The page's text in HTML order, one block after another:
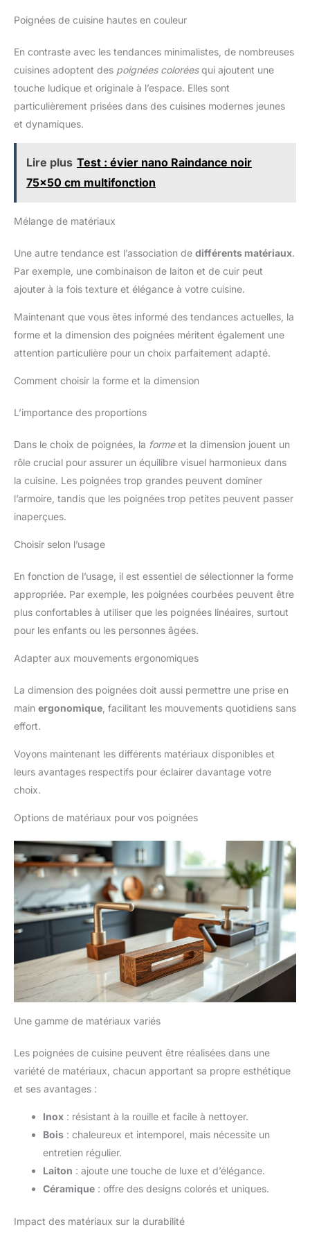
cuisine, penderie, buffet et tiroir. UTILISATION POLYVALENTE :
meubles noirs, blancs et en bois en cuisine, salle de bain,
Poignées de cuisine hautes en couleur
En contraste avec les tendances minimalistes, de nombreuses
cuisines adoptent des poignées coloréesqui ajoutent une
touche ludique et originale à l’espace. Elles sont
particulièrement prisées dans des cuisines modernes jeunes
et dynamiques.
Lire plus Test : évier nano Raindance noir
75x50 cm multifonction
Mélange de matériaux
Une autre tendance est l’association de différents matériaux.
Par exemple, une combinaison de laiton et de cuir peut
ajouter à la fois texture et élégance à votre cuisine.
Maintenant que vous êtes informé des tendances actuelles, la
forme et la dimension des poignées méritent également une
attention particulière pour un choix parfaitement adapté.
Comment choisir la forme et la dimension
L’importance des proportions
Dans le choix de poignées, la formeet la dimension jouent un
rôle crucial pour assurer un équilibre visuel harmonieux dans
la cuisine. Les poignées trop grandes peuvent dominer
l’armoire, tandis que les poignées trop petites peuvent passer
inaperçues.
Choisir selon l’usage
En fonction de l’usage, il est essentiel de sélectionner la forme
appropriée. Par exemple, les poignées courbées peuvent être
plus confortables à utiliser que les poignées linéaires, surtout
pour les enfants ou les personnes âgées.
Adapter aux mouvements ergonomiques
La dimension des poignées doit aussi permettre une prise en
main ergonomique , facilitant les mouvements quotidiens sans
effort.
Voyons maintenant les différents matériaux disponibles et
leurs avantages respectifs pour éclairer davantage votre
choix.
Options de matériaux pour vos poignées
Une gamme de matériaux variés
Les poignées de cuisine peuvent être réalisées dans une
variété de matériaux, chacun apportant sa propre esthétique
et ses avantages :
Inox : résistant à la rouille et facile à nettoyer.
Bois : chaleureux et intemporel, mais nécessite un
entretien régulier.
Laiton : ajoute une touche de luxe et d’élégance.
Céramique : offre des designs colorés et uniques.
Impact des matériaux sur la durabilité